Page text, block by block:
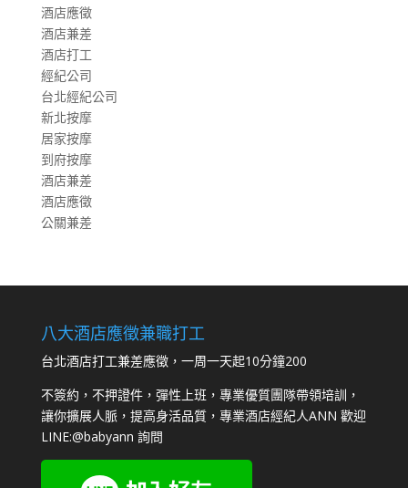
酒店應徵
酒店兼差
酒店打工
經紀公司
台北經紀公司
新北按摩
居家按摩
到府按摩
酒店兼差
酒店應徵
公關兼差
八大酒店應徵兼職打工
台北酒店打工兼差應徵，一周一天起10分鐘200
不簽約，不押證件，彈性上班，專業優質團隊帶領培訓，
讓你擴展人脈，提高身活品質，專業酒店經紀人ANN 歡迎
LINE:@babyann 詢問